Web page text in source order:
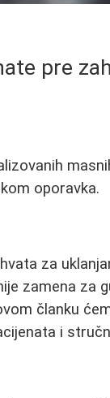
pre
oporavka.
za
zamena za
članku
i